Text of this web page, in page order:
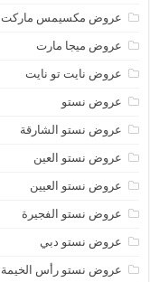
عروض مكسيمس ماركت
عروض ميجا مارت
عروض نايت تو نايت
عروض نستو
عروض نستو الشارقة
عروض نستو العين
عروض نستو العيين
عروض نستو الفجيرة
عروض نستو دبي
عروض نستو رأس الخيمة